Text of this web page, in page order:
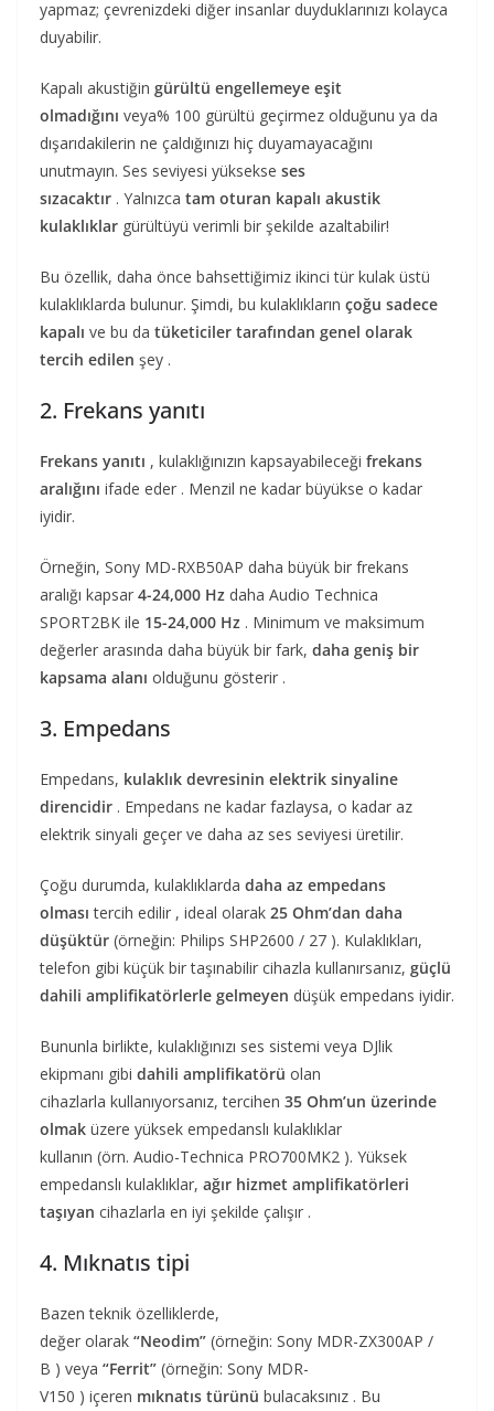
yapmaz; çevrenizdeki diğer insanlar duyduklarınızı kolayca
duyabilir.
Kapalı akustiğin gürültü engellemeye eşit
olmadığını veya% 100 gürültü geçirmez olduğunu ya da
dışarıdakilerin ne çaldığınızı hiç duyamayacağını
unutmayın. Ses seviyesi yüksekse ses
sızacaktır . Yalnızca tam oturan kapalı akustik
kulaklıklar gürültüyü verimli bir şekilde azaltabilir!
Bu özellik, daha önce bahsettiğimiz ikinci tür kulak üstü
kulaklıklarda bulunur. Şimdi, bu kulaklıkların çoğu sadece
kapalı ve bu da tüketiciler tarafından genel olarak
tercih edilen şey .
2. Frekans yanıtı
Frekans yanıtı , kulaklığınızın kapsayabileceği frekans
aralığını ifade eder . Menzil ne kadar büyükse o kadar
iyidir.
Örneğin, Sony MD-RXB50AP daha büyük bir frekans
aralığı kapsar 4-24,000 Hz daha Audio Technica
SPORT2BK ile 15-24,000 Hz . Minimum ve maksimum
değerler arasında daha büyük bir fark, daha geniş bir
kapsama alanı olduğunu gösterir .
3. Empedans
Empedans, kulaklık devresinin elektrik sinyaline
direncidir . Empedans ne kadar fazlaysa, o kadar az
elektrik sinyali geçer ve daha az ses seviyesi üretilir.
Çoğu durumda, kulaklıklarda daha az empedans
olması tercih edilir , ideal olarak 25 Ohm’dan daha
düşüktür (örneğin: Philips SHP2600 / 27 ). Kulaklıkları,
telefon gibi küçük bir taşınabilir cihazla kullanırsanız, güçlü
dahili amplifikatörlerle gelmeyen düşük empedans iyidir.
Bununla birlikte, kulaklığınızı ses sistemi veya DJlik
ekipmanı gibi dahili amplifikatörü olan
cihazlarla kullanıyorsanız, tercihen 35 Ohm’un üzerinde
olmak üzere yüksek empedanslı kulaklıklar
kullanın (örn. Audio-Technica PRO700MK2 ). Yüksek
empedanslı kulaklıklar, ağır hizmet amplifikatörleri
taşıyan cihazlarla en iyi şekilde çalışır .
4. Mıknatıs tipi
Bazen teknik özelliklerde,
değer olarak “Neodim” (örneğin: Sony MDR-ZX300AP /
B ) veya “Ferrit” (örneğin: Sony MDR-
V150 ) içeren mıknatıs türünü bulacaksınız . Bu